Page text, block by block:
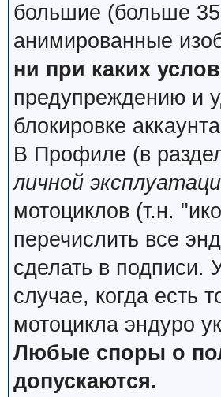
большие (больше
анимированные
ни при каких
предупреждению и
блокировке
В Профиле (в
личной
мотоциклов (т.н.
перечислить все
сделать в подписи.
случае, когда есть
мотоцикла эндуро
Любые споры о
допускаются.